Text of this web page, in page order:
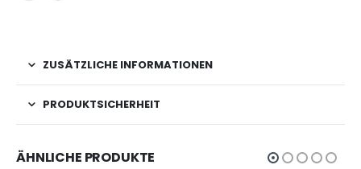
ZUSÄTZLICHE INFORMATIONEN
PRODUKTSICHERHEIT
ÄHNLICHE PRODUKTE